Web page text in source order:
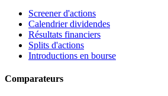
Screener d'actions
Calendrier dividendes
Résultats financiers
Splits d'actions
Introductions en bourse
Comparateurs